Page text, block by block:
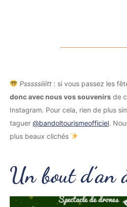
Psssssiiiitt: si vous passez les
donc avec nous vos souvenirs de
Instagram. Pour cela, rien de plus
taguer @bandoltourismeofficiel.
plus beaux clichés
Un bout d’an